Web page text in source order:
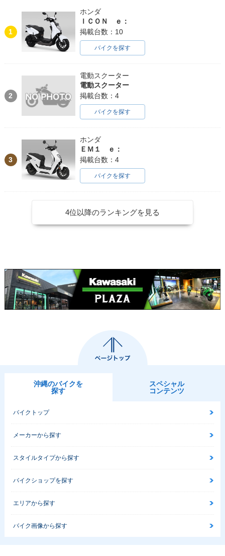
1
ホンダ
ＩＣＯＮ ｅ：
掲載台数：10
バイクを探す
2
電動スクーター
電動スクーター
掲載台数：4
バイクを探す
3
ホンダ
ＥＭ１ ｅ：
掲載台数：4
バイクを探す
4位以降のランキングを見る
沖縄のバイクを
探す
スペシャル
コンテンツ
バイクトップ
メーカーから探す
スタイルタイプから探す
バイクショップを探す
エリアから探す
バイク画像から探す